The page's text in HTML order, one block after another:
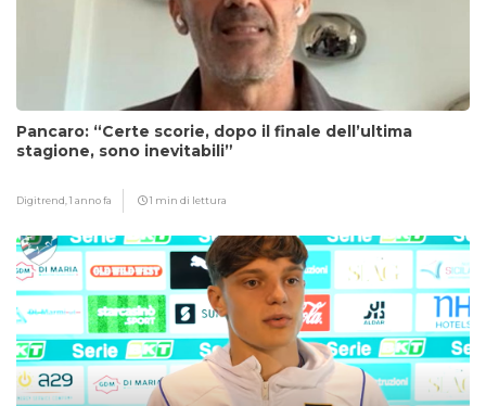
Pancaro: “Certe scorie, dopo il finale dell’ultima
stagione, sono inevitabili”
Digitrend,1 anno fa 1 min di lettura